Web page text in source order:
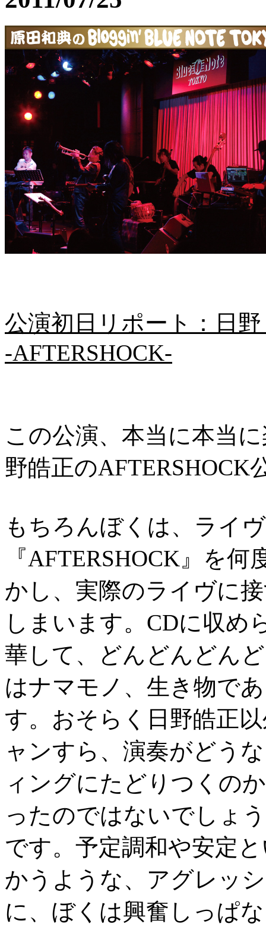
公演初日リポート：日
-AFTERSHOCK-
この公演、本当に本当
野皓正のAFTERSHOCK
もちろんぼくは、ライ
『AFTERSHOCK』を
かし、実際のライヴに
しまいます。CDに収め
華して、どんどんどん
はナマモノ、生き物で
す。おそらく日野皓正
ャンすら、演奏がどう
ィングにたどりつくの
ったのではないでしょ
です。予定調和や安定
かうような、アグレッ
に、ぼくは興奮しっぱ